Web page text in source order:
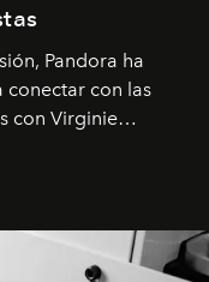
Pandora ha
con las
con Virginie
y el valor